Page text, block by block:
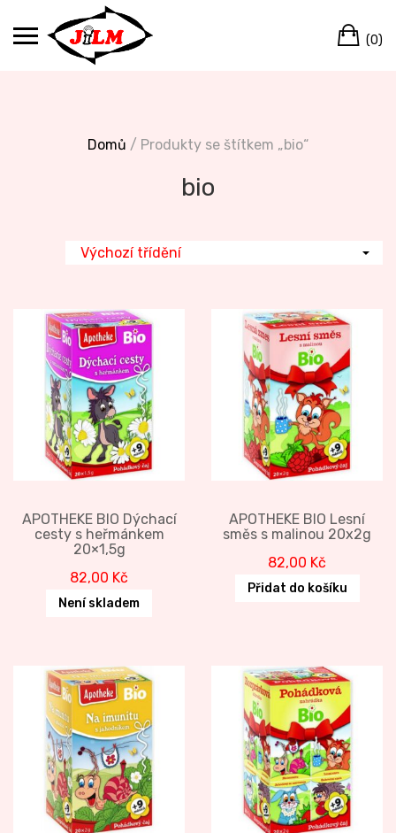
(0)
Domů / Produkty se štítkem „bio“
bio
APOTHEKE BIO Dýchací
cesty s heřmánkem
20×1,5g
82,00 Kč
Není skladem
APOTHEKE BIO Lesní
směs s malinou 20x2g
82,00 Kč
Přidat do košíku